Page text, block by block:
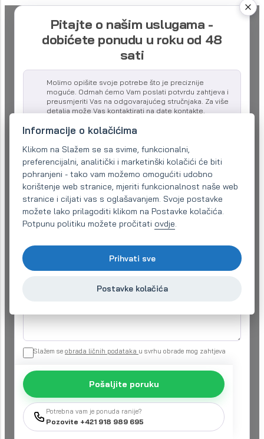
Pitajte o našim uslugama -
dobićete ponudu u roku od 48
sati
Molimo opišite svoje potrebe što je preciznije
moguće. Odmah ćemo Vam poslati potvrdu zahtjeva i
preusmjeriti Vas na odgovarajućeg stručnjaka. Za više
detalja može Vas kontaktirati na date kontakte.
Naziv kompanije:
Email (obavezno)
Telefon: *
Vaš zahtjev
Slažem se obrada ličnih podataka u svrhu obrade mog zahtjeva
Pošaljite poruku
Potrebna vam je ponuda ranije?
Pozovite +421 918 989 695
Informacije o kolačićima
Klikom na Slažem se sa svime, funkcionalni,
preferencijalni, analitički i marketinški kolačići će biti
pohranjeni - tako vam možemo omogućiti udobno
korištenje web stranice, mjeriti funkcionalnost naše web
stranice i ciljati vas s oglašavanjem. Svoje postavke
možete lako prilagoditi klikom na Postavke kolačića.
Potpunu politiku možete pročitati ovdje.
Prihvati sve
Postavke kolačića